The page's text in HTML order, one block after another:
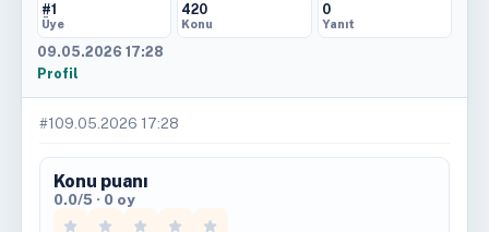
#1
Üye
420
Konu
0
Yanıt
09.05.2026 17:28
Profil
#1 09.05.2026 17:28
Konu puanı
0.0/5 · 0 oy